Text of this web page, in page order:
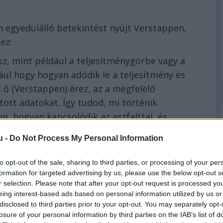
- Do Not Process My Personal Information
opt-out of the sale, sharing to third parties, or processing of your
for targeted advertising by us, please use the below opt-out
selection. Please note that after your opt-out request is processed
interest-based ads based on personal information utilized by us
to third parties prior to your opt-out. You may separately
of your personal information by third parties on the IAB’s list of
betekintést nyújt Verstappen,
mint például a teljesítménygörbe vagy a
hogy hogyan adódik le a teljesítmény és
(Verstappen) érez, az a megfelelő
adatokat. Így tudod, mi történik
hogyan kapcsolódik az aszfalttal, és
fontosságát az új hibrid szabályozás
van szó, hogy tudják, mit fog tenni az
része, és ez hogyan fog hatni rájuk.”
az alábbi gombokkal: